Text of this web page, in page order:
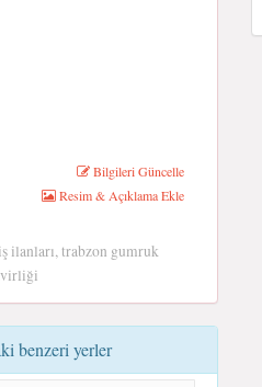
Bilgileri Güncelle
Resim & Açıklama Ekle
ilanları, trabzon gumruk
benzeri yerler